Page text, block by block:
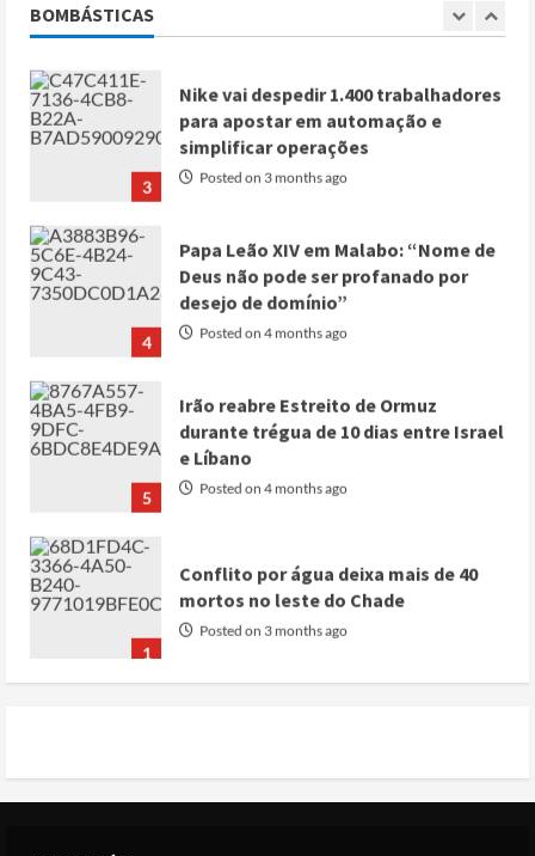
BOMBÁSTICAS
2
3
Nike vai despedir 1.400 trabalhadores
para apostar em automação e
simplificar operações
Posted on 3 months ago
4
Papa Leão XIV em Malabo: “Nome de
Deus não pode ser profanado por
desejo de domínio”
Posted on 4 months ago
5
Irão reabre Estreito de Ormuz
durante trégua de 10 dias entre Israel
e Líbano
Posted on 4 months ago
1
Conflito por água deixa mais de 40
mortos no leste do Chade
Posted on 3 months ago
2
registo criminal
Posted on 3 months ago